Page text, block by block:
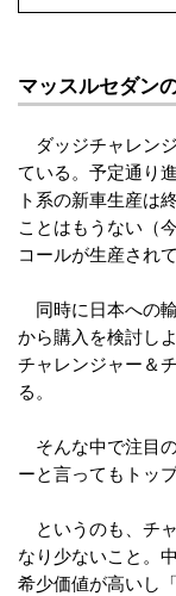
マッスルセダン
ダッジチャレン
ている。予定通り
ト系の新車生産は
ことはもうない（
コールが生産され
同時に日本への
から購入を検討し
チャレンジャー＆
る。
そんな中で注目
ーと言ってもトッ
というのも、チ
なり少ないこと。
希少価値が高いし